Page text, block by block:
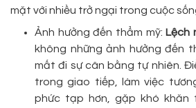
mặt với nhiều trở ngại trong cuộc
Ảnh hưởng đến thẩm mỹ:Lệch
không những ảnh hưởng đến
mất đi sự cân bằng tự nhiên.
trong giao tiếp, làm việc
phức tạp hơn, gặp khó khăn